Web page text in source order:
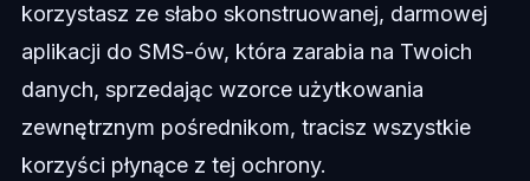
korzystasz ze słabo skonstruowanej, darmowej
aplikacji do SMS-ów, która zarabia na Twoich
danych, sprzedając wzorce użytkowania
zewnętrznym pośrednikom, tracisz wszystkie
korzyści płynące z tej ochrony.